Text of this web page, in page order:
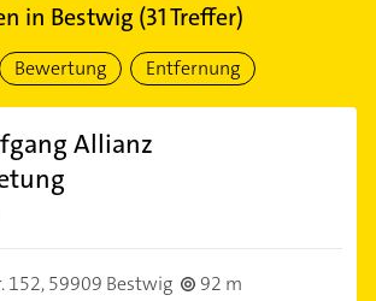
in Bestwig (31Treffer)
Bewertung Entfernung
Allianz
152,59909 Bestwig 92 m